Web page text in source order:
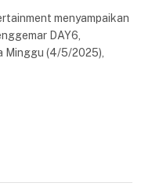
menyampaikan
DAY6,
Minggu (4/5/2025),